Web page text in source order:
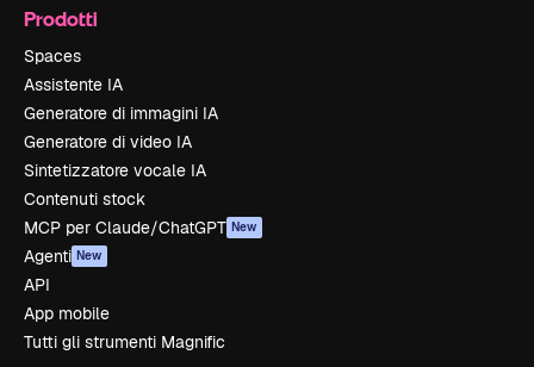
Prodotti
Spaces
Assistente IA
Generatore di immagini IA
Generatore di video IA
Sintetizzatore vocale IA
Contenuti stock
MCP per Claude/ChatGPT New
Agenti New
API
App mobile
Tutti gli strumenti Magnific